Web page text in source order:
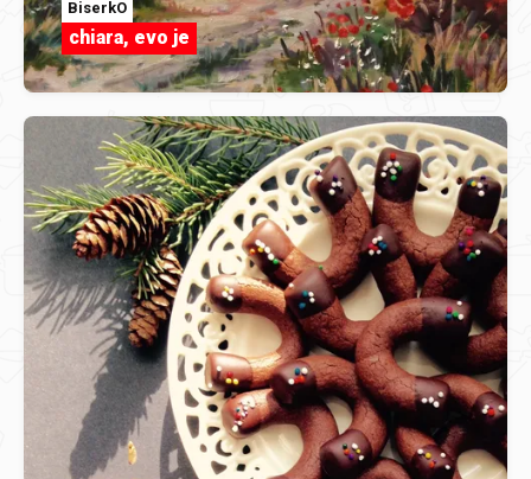
BiserkO
chiara, evo je